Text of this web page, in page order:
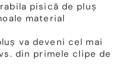
pisică de pluș
material
va deveni cel mai
din primele clipe de